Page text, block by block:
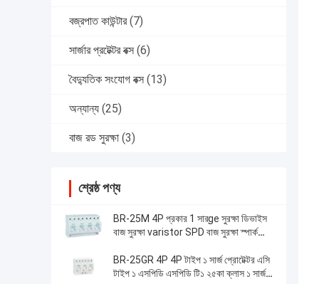
বজ্রপাত কাউন্টার (7)
সার্জার প্রটেক্টর বক্স (6)
বৈদ্যুতিক সংযোগ বক্স (13)
অন্যান্য (25)
বাজ রড সুরক্ষা (3)
শ্রেষ্ঠ পণ্য
BR-25M 4P প্রকার 1 সার্ge সুরক্ষা ডিভাইস
বাজ সুরক্ষা varistor SPD বাজ সুরক্ষা স্পার্ক
BR-25GR 4P 4P টাইপ ১ সার্জ প্রোটেক্টর এসি
টাইপ ১ এসপিডি এসপিডি টি১ ২৫কা ক্লাস ১ সার্জ